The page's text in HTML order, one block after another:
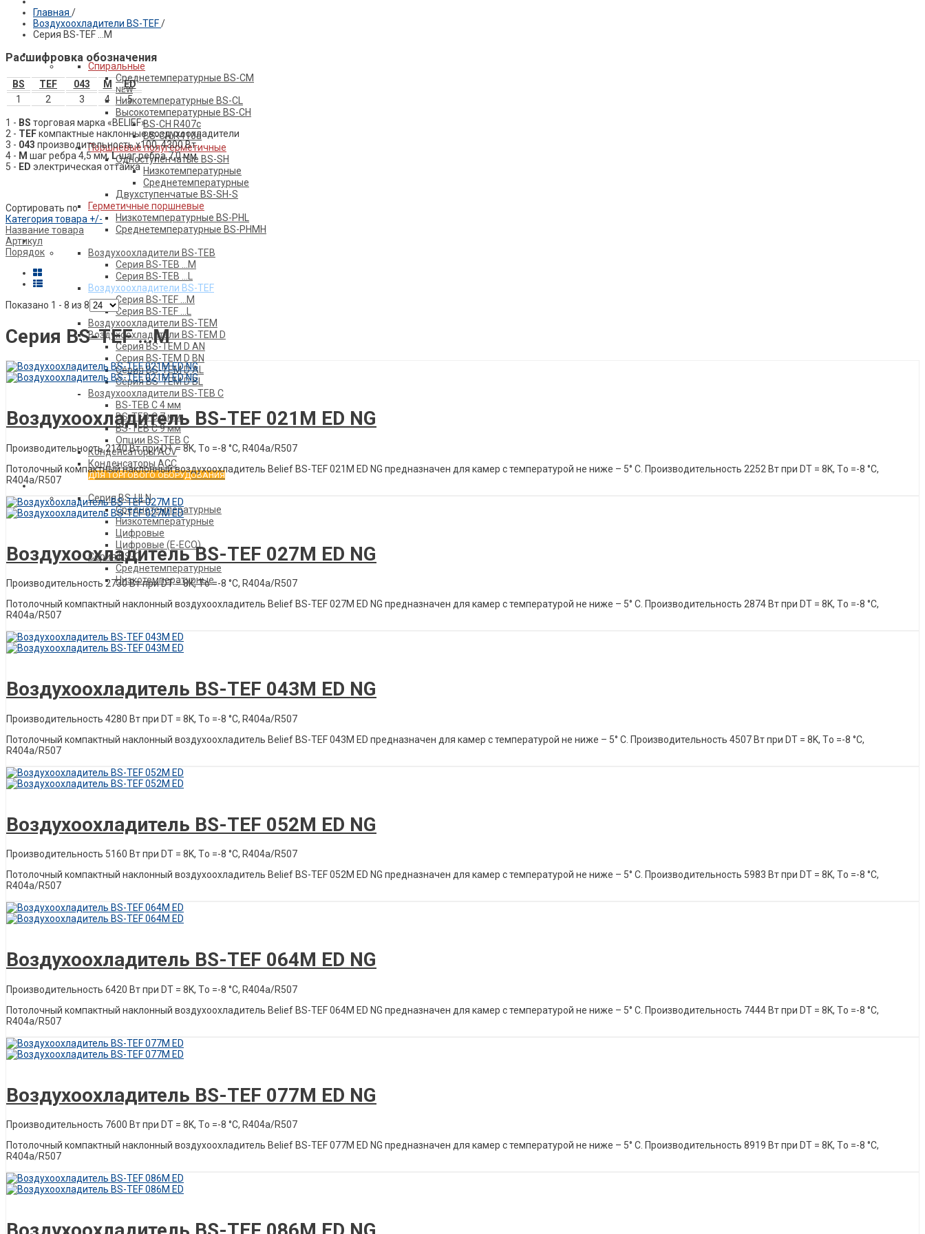
ПРОДУКЦИЯ BELIEF
Компрессоры
Спиральные
Среднетемпературные BS-CM
NEW
Низкотемпературные BS-CL
Высокотемпературные BS-CH
BS-CH R407c
BS-CH R410a
Поршневые полугерметичные
Одноступенчатые BS-SH
Низкотемпературные
Среднетемпературные
Двухступенчатые BS-SH-S
Герметичные поршневые
Низкотемпературные BS-PHL
Среднетемпературные BS-PHMH
Теплообменное оборудование
Воздухоохладители BS-TEB
Серия BS-TEB …М
Серия BS-TEB …L
Воздухоохладители BS-TEF
Серия BS-TEF …М
Серия BS-TEF …L
Воздухоохладители BS-TEM
Воздухоохладители BS-TEM D
Серия BS-TEM D AN
Серия BS-TEM D BN
Серия BS-TEM D AL
Серия BS-TEM D BL
Воздухоохладители BS-TEB C
BS-TEB C 4 мм
BS-TEB C 7 мм
BS-TEB C 9 мм
Опции BS-TEB C
Конденсаторы АСV
Конденсаторы ACC
ДЛЯ ТОРГОВОГО ОБОРУДОВАНИЯ
Агрегаты
Серия BS-ULN
Среднетемпературные
Низкотемпературные
Цифровые
Цифровые (E-ECO)
Серия BS-O
Среднетемпературные
Низкотемпературные
Главная /
Воздухоохладители BS-TEF/
Серия BS-TEF …М
Расшифровка обозначения
BS TEF 043 М
ED
1
2 3 4 5
1 - BS торговая марка «BELIEF»
2 - TEFкомпактные наклонные воздухоохладители
3 - 043 производительность х100, 4300 Вт.
4 - М шаг ребра 4,5 мм,Lшаг ребра 7,0 мм
5 - ED электрическая оттайка
Сортировать по
Категория товара +/-
Название товара
Артикул
Порядок
Показано 1 - 8 из 8
Серия BS-TEF …М
Воздухоохладитель BS-TEF 021M ED NG
Производительность 2140 Вт при DT = 8K, Tо =-8 °C, R404a/R507
Потолочный компактный наклонный воздухоохладитель Belief ВS-ТЕF 021M ED NG предназначен для камер с температурой не ниже – 5° С. Производительность 2252 Вт при DT = 8K, Tо =-8 °C,
R404a/R507
Воздухоохладитель BS-TEF 027M ED NG
Производительность 2730 Вт при DT = 8K, Tо =-8 °C, R404a/R507
Потолочный компактный наклонный воздухоохладитель Belief ВS-ТЕF 027M ED NG предназначен для камер с температурой не ниже – 5° С. Производительность 2874 Вт при DT = 8K, Tо =-8 °C,
R404a/R507
Воздухоохладитель BS-TEF 043M ED NG
Производительность 4280 Вт при DT = 8K, Tо =-8 °C, R404a/R507
Потолочный компактный наклонный воздухоохладитель Belief ВS-ТЕF 043M ED предназначен для камер с температурой не ниже – 5° С. Производительность 4507 Вт при DT = 8K, Tо =-8 °C,
R404a/R507
Воздухоохладитель BS-TEF 052M ED NG
Производительность 5160 Вт при DT = 8K, Tо =-8 °C, R404a/R507
Потолочный компактный наклонный воздухоохладитель Belief ВS-ТЕF 052M ED NG предназначен для камер с температурой не ниже – 5° С. Производительность 5983 Вт при DT = 8K, Tо =-8 °C,
R404a/R507
Воздухоохладитель BS-TEF 064M ED NG
Производительность 6420 Вт при DT = 8K, Tо =-8 °C, R404a/R507
Потолочный компактный наклонный воздухоохладитель Belief ВS-ТЕF 064M ED NG предназначен для камер с температурой не ниже – 5° С. Производительность 7444 Вт при DT = 8K, Tо =-8 °C,
R404a/R507
Воздухоохладитель BS-TEF 077M ED NG
Производительность 7600 Вт при DT = 8K, Tо =-8 °C, R404a/R507
Потолочный компактный наклонный воздухоохладитель Belief ВS-ТЕF 077M ED NG предназначен для камер с температурой не ниже – 5° С. Производительность 8919 Вт при DT = 8K, Tо =-8 °C,
R404a/R507